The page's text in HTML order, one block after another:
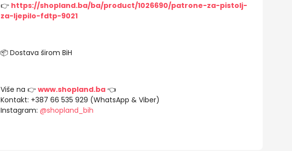
👉 https://shopland.ba/ba/product/1026690/patrone-za-pistolj-
za-ljepilo-fdtp-9021
📦 Dostava širom BiH
Više na 👉 www.shopland.ba👈
Kontakt: +387 66 535 929 (WhatsApp & Viber)
Instagram: @shopland_bih